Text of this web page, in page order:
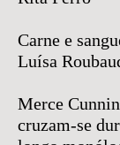
Carne e
Luísa
Merce
cruzam-se